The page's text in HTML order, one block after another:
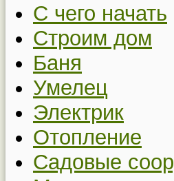
С чего начать
Строим дом
Баня
Умелец
Электрик
Отопление
Садовые